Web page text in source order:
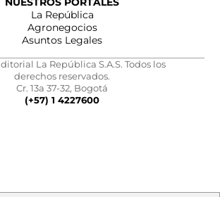
La República
Agronegocios
Asuntos Legales
La República S.A.S. Todos los
derechos reservados.
Cr. 13a 37-32, Bogotá
(+57) 1 4227600